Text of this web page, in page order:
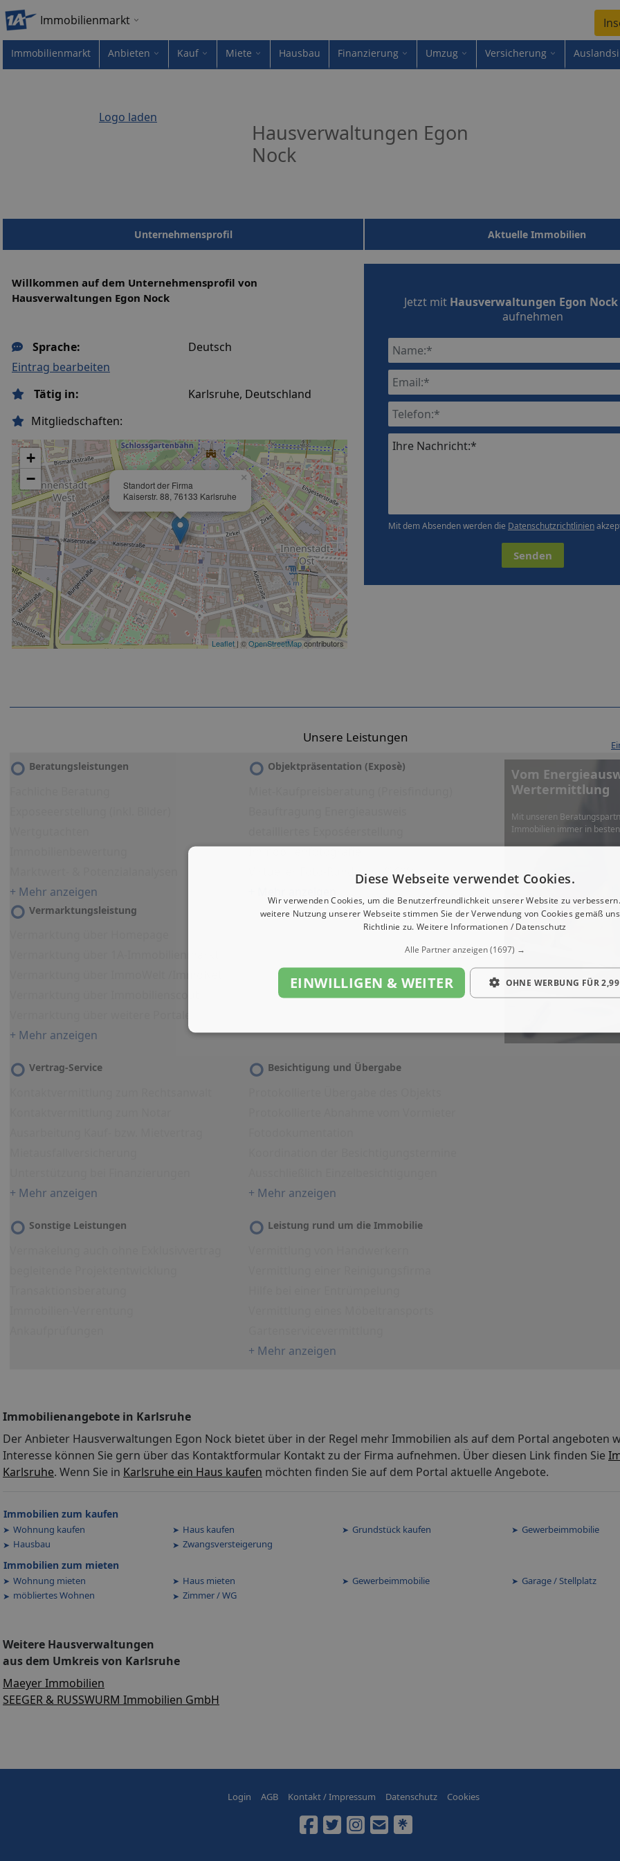
Immobilienmarkt
Immobilienmarkt Anbieten Kauf Miete Hausbau Finanzierung Umzug Versicherung
Logo laden
Hausverwaltungen Egon
Nock
Unternehmensprofil Aktuelle Immobilien
Willkommen auf dem Unternehmensprofil von
Hausverwaltungen Egon Nock
Sprache:
Deutsch
Eintrag bearbeiten
Tätig in:
Karlsruhe, Deutschland
Mitgliedschaften:
Standort der Firma
Kaiserstr. 88, 76133 Karlsruhe
×
+
−
Leaflet | ©OpenStreetMapcontributors
Jetzt mit Hausverwaltungen Egon Nock
aufnehmen
Ihre Nachricht:*
Mit dem Absenden werden die Datenschutzrichtlinien
Senden
Unsere Leistungen
Beratungsleistungen
+ Mehr anzeigen
Objektpräsentation (Exposè)
Immobilienfotografie
Virtueller Foto-Rundgang (360°)
Vermarktungsleistung
+ Mehr anzeigen
Vertrag-Service
+ Mehr anzeigen
Besichtigung und Übergabe
+ Mehr anzeigen
Sonstige Leistungen Leistung rund um die Immobilie
+ Mehr anzeigen
Vom
Wertermittlung
Mit unseren
Immobilien immer in
Immobilienangebote in Karlsruhe
Der Anbieter Hausverwaltungen Egon Nock bietet über in der Regel mehr Immobilien als auf dem Portal angeboten
Interesse können Sie gern über das Kontaktformular Kontakt zu der Firma aufnehmen. Über diesen Link finden Sie
Karlsruhe. Wenn Sie in Karlsruhe ein Haus kaufen möchten finden Sie auf dem Portal aktuelle Angebote.
Immobilien zum kaufen
Wohnung kaufen Haus kaufen Grundstück kaufen
Gewerbeimmobilie
Hausbau
Zwangsversteigerung
Immobilien zum mieten
Wohnung mieten Haus mieten Gewerbeimmobilie
Garage / Stellplatz
möbliertes Wohnen
Zimmer / WG
Weitere Hausverwaltungen
aus dem Umkreis von Karlsruhe
Maeyer Immobilien
SEEGER & RUSSWURM Immobilien GmbH
Login AGB Kontakt / Impressum Datenschutz Cookies
Diese Webseite verwendet Cookies.
Wir verwenden Cookies, um die Benutzerfreundlichkeit unserer Website zu
weitere Nutzung unserer Webseite stimmen Sie der Verwendung von Cookies gemäß
Richtlinie zu. Weitere Informationen / Datenschutz
Alle Partner anzeigen(1697) →
EINWILLIGEN & WEITER OHNE WERBUNG FÜR